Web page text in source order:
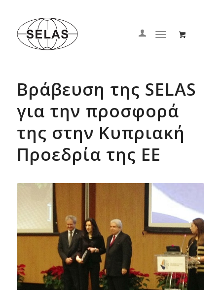
Βράβευση της SELAS
για την προσφορά
της στην Κυπριακή
Προεδρία της ΕΕ